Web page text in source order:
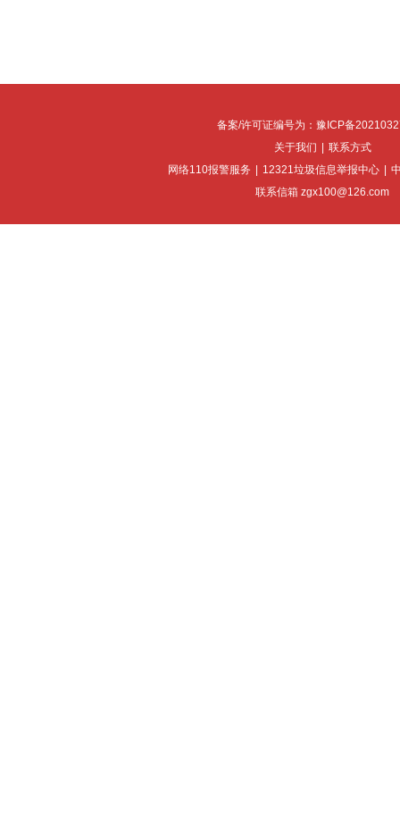
备案/许可证编号为：豫ICP备
关于我们 | 联系方式
网络110报警服务 | 12321垃圾信息举报中心 |
联系信箱 zgx100@126.com